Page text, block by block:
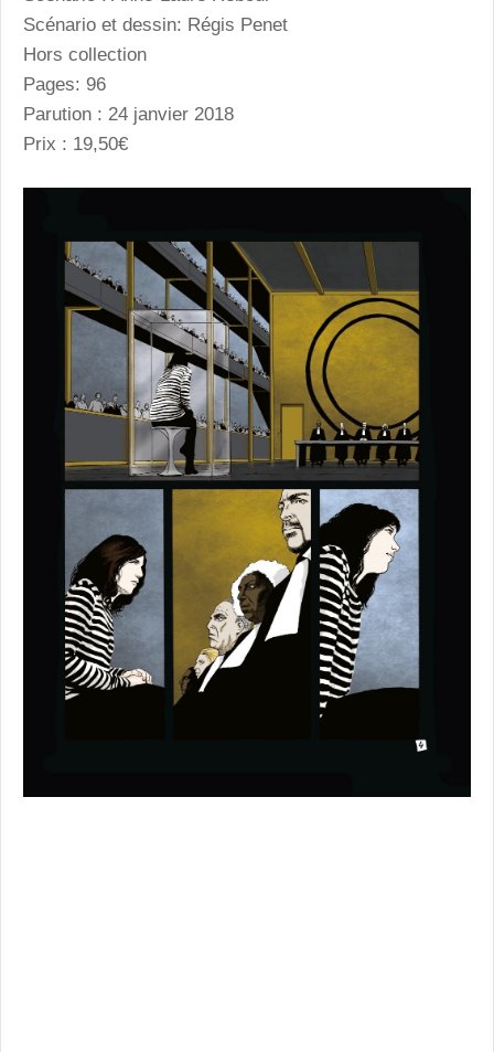
Scénario et dessin: Régis Penet
Hors collection
Pages: 96
Parution : 24 janvier 2018
Prix : 19,50€